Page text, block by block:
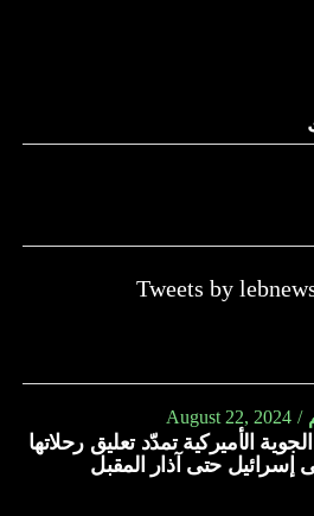
وزير الخارجية الأميركي أنتوني
هي العاشرة له للمنطقة منذ السابع
المكثفة التي تبذلها
والتوصل إلى اتفاق لوقف لإطلاق
حماس، وليس على حكومته.
إنه مصر على بقاء القوات
“لمنع الإرهابيين من إعادة
Tweets by
August 22, 2024
الأميركية تمدّد تعليق رحلاتها
إسرائيل حتى آذار المقبل